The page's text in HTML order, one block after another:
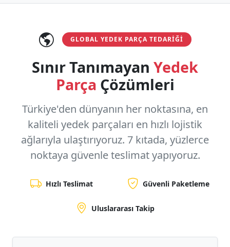
GLOBAL YEDEK PARÇA TEDARIĞI
Sınır Tanımayan Yedek
Parça Çözümleri
Türkiye'den dünyanın her noktasına, en
kaliteli yedek parçaları en hızlı lojistik
ağlarıyla ulaştırıyoruz. 7 kıtada, yüzlerce
noktaya güvenle teslimat yapıyoruz.
Hızlı Teslimat Güvenli Paketleme
Uluslararası Takip